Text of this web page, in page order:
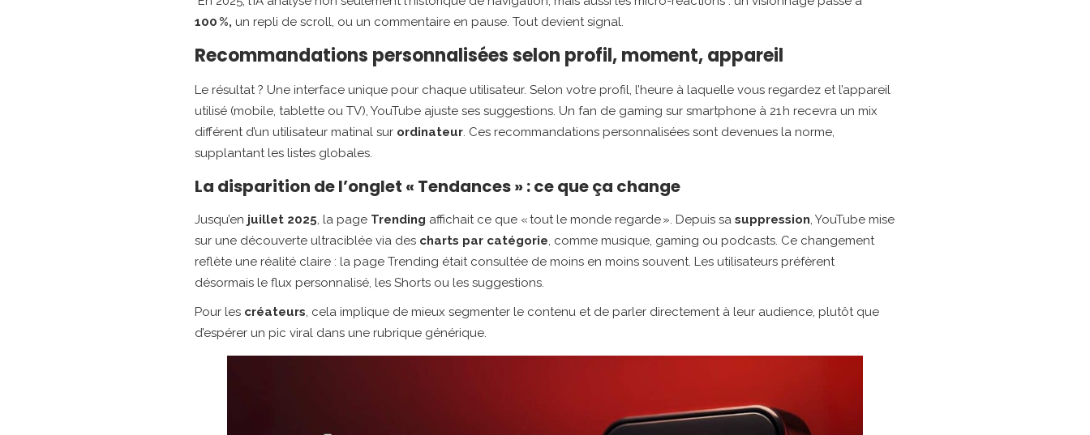
100 %, un repli de scroll, ou un commentaire en pause. Tout devient signal.
Recommandations personnalisées selon profil, moment, appareil
Le résultat ? Une interface unique pour chaque utilisateur. Selon votre profil, l’heure à laquelle vous regardez et l’appareil
utilisé (mobile, tablette ou TV), YouTube ajuste ses suggestions. Un fan de gaming sur smartphone à 21 h recevra un mix
différent d’un utilisateur matinal sur ordinateur. Ces recommandations personnalisées sont devenues la norme,
supplantant les listes globales.
La disparition de l’onglet « Tendances » : ce que ça change
Jusqu’en juillet 2025, la page Trending affichait ce que « tout le monde regarde ». Depuis sa suppression, YouTube mise
sur une découverte ultraciblée via des charts par catégorie, comme musique, gaming ou podcasts. Ce changement
reflète une réalité claire : la page Trending était consultée de moins en moins souvent. Les utilisateurs préfèrent
désormais le flux personnalisé, les Shorts ou les suggestions.
Pour les créateurs, cela implique de mieux segmenter le contenu et de parler directement à leur audience, plutôt que
d’espérer un pic viral dans une rubrique générique.